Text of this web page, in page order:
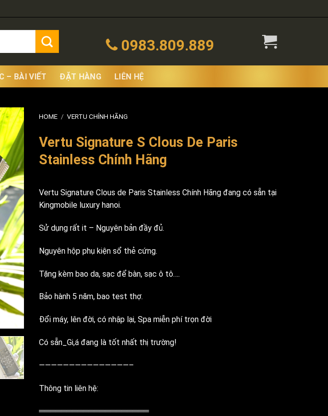
0983.809.889
– BÀI VIẾT ĐẶT HÀNG LIÊN HỆ
HOME / VERTU CHÍNH HÃNG
Vertu Signature S Clous De Paris
Stainless Chính Hãng
Vertu Signature Clous de Paris Stainless Chính Hãng đang có sẵn tại
Kingmobile luxury hanoi.
Sử dụng rất it – Nguyên bản đầy đủ.
Nguyên hộp phụ kiện sổ thẻ cứng.
Tặng kèm bao da, sạc để bàn, sạc ô tô….
Bảo hành 5 năm, bao test thợ.
Đổi máy, lên đời, có nhập lại, Spa miễn phí trọn đời
Có sẵn_Gi,á đang là tốt nhất thị trường!
———————————————–
Thông tin liên hệ:
════════════════════